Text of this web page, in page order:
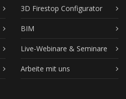
3D Firestop Configurator
BIM
Live-Webinare & Seminare
Arbeite mit uns